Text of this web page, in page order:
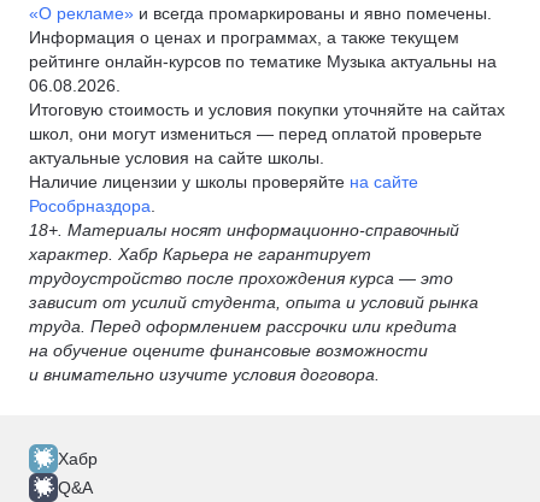
«О рекламе» и всегда промаркированы и явно помечены.
Информация о ценах и программах, а также текущем
рейтинге онлайн-курсов по тематике Музыка актуальны на
06.08.2026.
Итоговую стоимость и условия покупки уточняйте на сайтах
школ, они могут измениться — перед оплатой проверьте
актуальные условия на сайте школы.
Наличие лицензии у школы проверяйте на сайте
Рособрназдора
18+. Материалы носят информационно-справочный
характер. Хабр Карьера не гарантирует
трудоустройство после прохождения курса — это
зависит от усилий студента, опыта и условий рынка
труда. Перед оформлением рассрочки или кредита
на обучение оцените финансовые возможности
и внимательно изучите условия договора.
Хабр
Q&A